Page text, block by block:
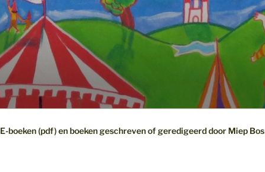
E-boeken (pdf) en boeken geschreven of geredigeerd door Miep Bos